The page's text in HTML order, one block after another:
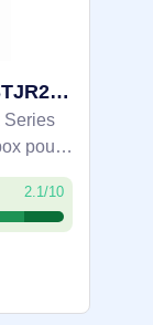
Storage Expansion Card - STJR2000400
Series
pour
elle
2.1/10